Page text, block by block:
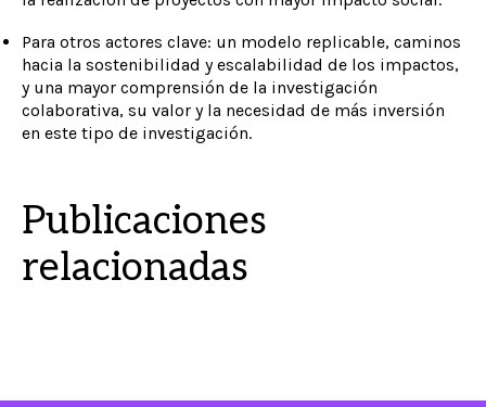
Para otros actores clave: un modelo replicable, caminos
hacia la sostenibilidad y escalabilidad de los impactos,
y una mayor comprensión de la investigación
colaborativa, su valor y la necesidad de más inversión
en este tipo de investigación.
Publicaciones
relacionadas